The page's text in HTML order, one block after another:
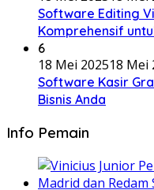
Software Editing
Komprehensif
6
18 Mei 202518 Mei
Software Kasir
Bisnis Anda
Info Pemain